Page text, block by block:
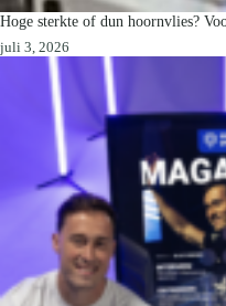
Hoge sterkte of dun hoornvlies?
juli 3, 2026